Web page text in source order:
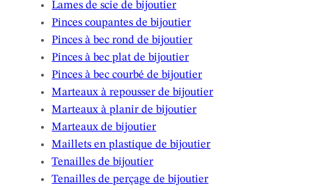
Lames de scie de bijoutier
Pinces coupantes de bijoutier
Pinces à bec rond de bijoutier
Pinces à bec plat de bijoutier
Pinces à bec courbé de bijoutier
Marteaux à repousser de bijoutier
Marteaux à planir de bijoutier
Marteaux de bijoutier
Maillets en plastique de bijoutier
Tenailles de bijoutier
Tenailles de perçage de bijoutier